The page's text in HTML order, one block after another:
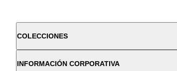
COLECCIONES
INFORMACIÓN CORPORATIVA